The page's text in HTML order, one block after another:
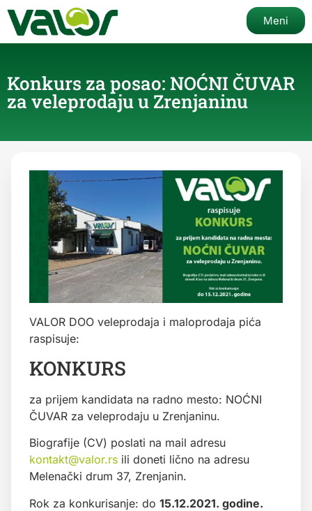
Meni
Konkurs za posao: NOĆNI ČUVAR
za veleprodaju u Zrenjaninu
VALOR DOO veleprodaja i maloprodaja pića
raspisuje:
KONKURS
za prijem kandidata na radno mesto: NOĆNI
ČUVAR za veleprodaju u Zrenjaninu.
Biografije (CV) poslati na mail adresu
kontakt@valor.rs ili doneti lično na adresu
Melenački drum 37, Zrenjanin.
Rok za konkurisanje: do 15.12.2021. godine.